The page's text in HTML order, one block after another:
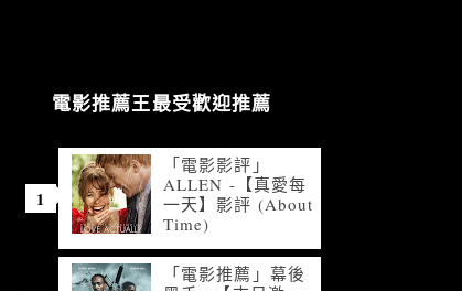
電影推薦王最受歡迎推薦
「電影影評」
ALLEN -【真愛每
一天】影評 (About
Time)
「電影推薦」幕後